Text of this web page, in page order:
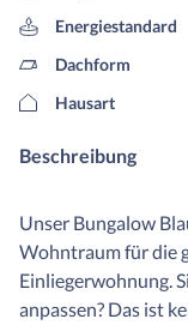
Energiestandard
Dachform
Hausart
Beschreibung
Unser Bungalow
Wohntraum für die
Einliegerwohnung.
anpassen? Das ist